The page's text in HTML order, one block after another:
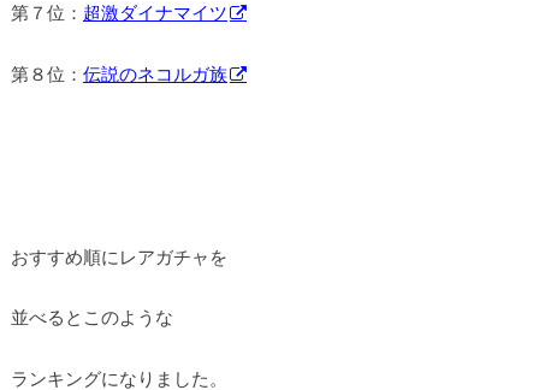
第７位： 超激ダイナマイツ
第８位： 伝説のネコルガ族
おすすめ順にレアガチャを
並べるとこのような
ランキングになりました。